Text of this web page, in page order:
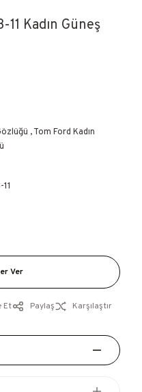
11 Kadın Güneş
,Tom Ford Kadın
Ver
Et Paylaş Karşılaştır